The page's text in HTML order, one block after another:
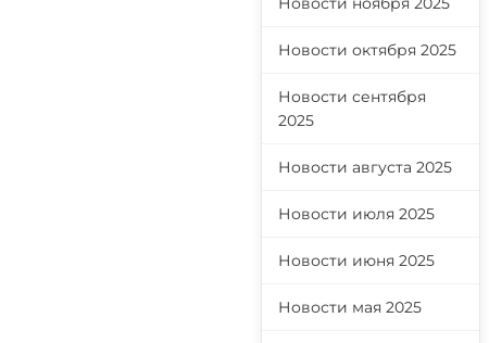
Новости октября 2025
Новости сентября
2025
Новости августа 2025
Новости июля 2025
Новости июня 2025
Новости мая 2025